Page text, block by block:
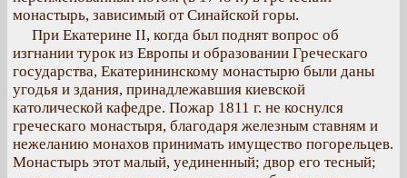
монастырь, зависимый от Синайской горы.
При Екатерине II, когда был поднят вопрос об
изгнании турок из Европы и образовании Греческаго
государства, Екатерининскому монастырю были даны
угодья и здания, принадлежавшия киевской
католической кафедре. Пожар 1811 г. не коснулся
греческаго монастыря, благодаря железным ставням и
нежеланию монахов принимать имущество погорельцев.
Монастырь этот малый, уединенный; двор его тесный;